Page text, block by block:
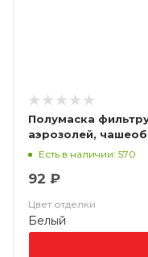
Полумаска
аэрозолей,
ВМ 8112 FFP1 NR D
Есть в наличии: 570
92 ₽
Цвет отделки
Белый